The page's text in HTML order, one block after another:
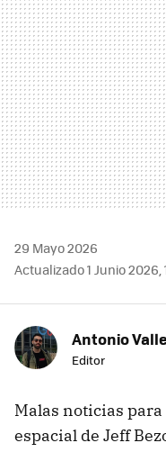
29 Mayo 2026
Actualizado 1 Junio 2026,
Antonio
Editor
Malas noticias
espacial de Jeff